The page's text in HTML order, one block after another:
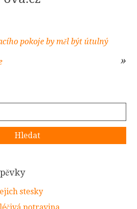
pokoje by měl být útulný
stesky